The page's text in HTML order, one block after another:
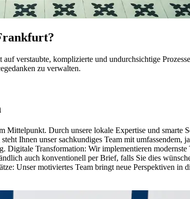
verstaubte, komplizierte und undurchsichtige
zu verwalten.
Durch unsere lokale Expertise und smarte
Ihnen unser sachkundiges Team mit
Transformation: Wir implementieren
auch konventionell per Brief, falls Sie dies
Unser motiviertes Team bringt neue Perspektiven in